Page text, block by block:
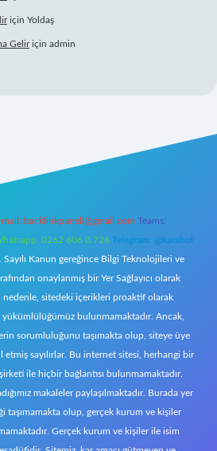
için Yoldaş
Geliriçin admin
mail: backlinkpaneli@gmail.com Teams:
0262 606 0 726 Telegram: @karabul
Kanun gereğince Bilgi Teknolojileri ve
onaylanmış bir Yer Sağlayıcı olarak
nedenle, sitedeki içerikleri proaktif olarak
yükümlülüğümüz bulunmamaktadır. Ancak,
sorumluluğunu taşımakta olup, siteye üye
sayılırlar. Bu internet sitesi, herhangi bir
ile hiçbir bağlantısı bulunmamaktadır.
makaleler paylaşılmaktadır. Burada yer
taşımamakta olup, gerçek kurum ve kişiler
Gerçek kurum ve kişiler ile isim